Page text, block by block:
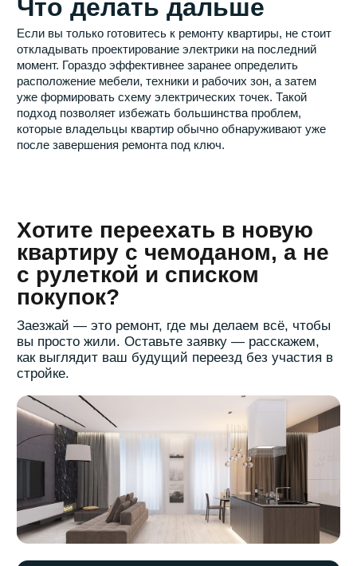
+7
Я даюсогласие на обработку моих персональных данных
в соответствии сполитикой обработки персональных
данных
Черновой
Косметический
Капитальный
Элитный
Квартиры
1 комнатная
2-х комнатная
3-х комнатная
4-х комнатная